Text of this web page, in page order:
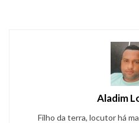
Aladim
Filho da terra, locutor há